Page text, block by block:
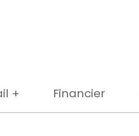
+ Financier